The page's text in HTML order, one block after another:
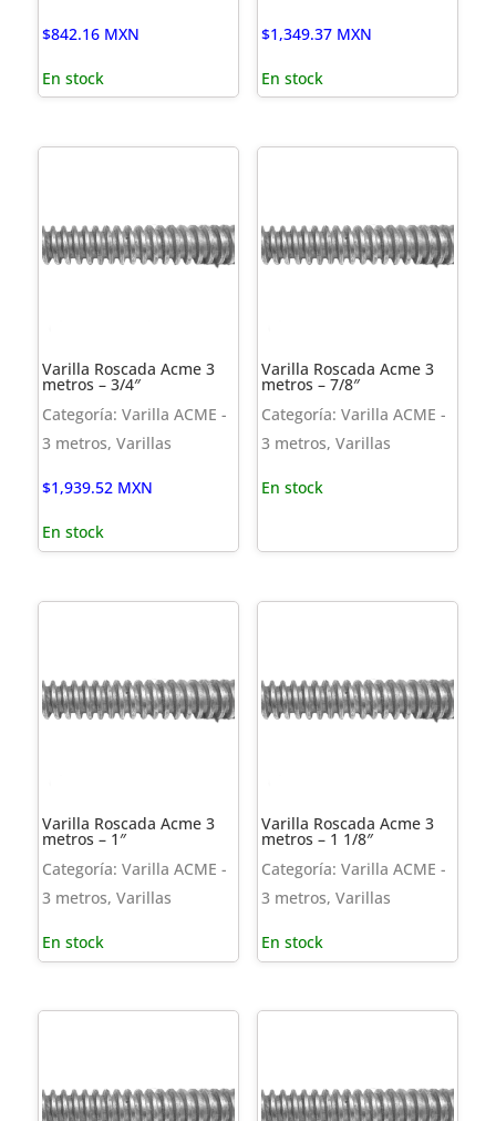
$842.16 MXN
En stock
$1,349.37 MXN
En stock
Varilla Roscada Acme 3
metros – 3/4″
Categoría: Varilla ACME -
3 metros, Varillas
$1,939.52 MXN
En stock
Varilla Roscada Acme 3
metros – 7/8″
Categoría: Varilla ACME -
3 metros, Varillas
En stock
Varilla Roscada Acme 3
metros – 1″
Categoría: Varilla ACME -
3 metros, Varillas
En stock
Varilla Roscada Acme 3
metros – 1 1/8″
Categoría: Varilla ACME -
3 metros, Varillas
En stock